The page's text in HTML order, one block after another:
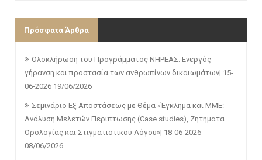
Πρόσφατα Άρθρα
Ολοκλήρωση του Προγράμματος ΝΗΡΕΑΣ: Ενεργός
γήρανση και προστασία των ανθρωπίνων δικαιωμάτων| 15-
06-2026 19/06/2026
Σεμινάριο Εξ Αποστάσεως με Θέμα «Έγκλημα και ΜΜΕ:
Ανάλυση Μελετών Περίπτωσης (Case studies), Ζητήματα
Ορολογίας και Στιγματιστικού Λόγου»| 18-06-2026
08/06/2026